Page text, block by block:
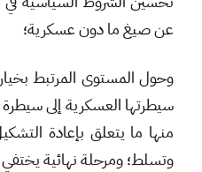
عن صيغ ما دون عسكرية؛
وحول المستوى المرتبط
سيطرتها العسكرية إلى سيطرة
منها ما يتعلق بإعادة
وتسلط؛ ومرحلة نهائية